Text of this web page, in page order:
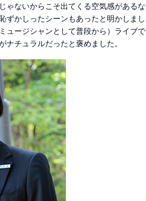
ゃないからこそ出てくる空気感があるな
ずかしったシーンもあったと明かしまし
ュージシャンとして普段から）ライブで
チュラルだったと褒めました。